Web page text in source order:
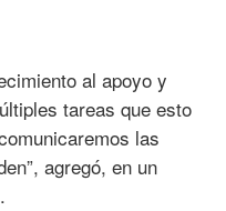
al apoyo y
tareas que esto
las
agregó, en un